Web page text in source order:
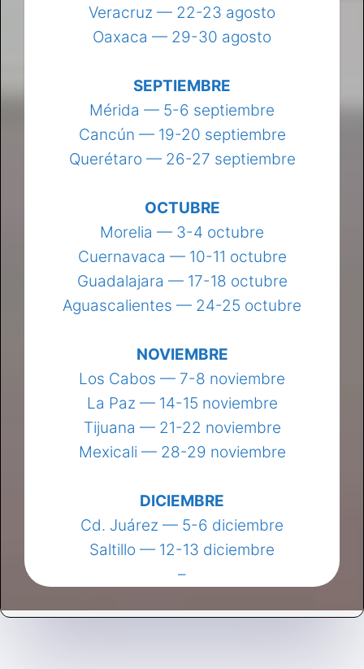
Veracruz — 22-23 agosto
Oaxaca — 29-30 agosto
SEPTIEMBRE
Mérida — 5-6 septiembre
Cancún — 19-20 septiembre
Querétaro — 26-27 septiembre
OCTUBRE
Morelia — 3-4 octubre
Cuernavaca — 10-11 octubre
Guadalajara — 17-18 octubre
Aguascalientes — 24-25 octubre
NOVIEMBRE
Los Cabos — 7-8 noviembre
La Paz — 14-15 noviembre
Tijuana — 21-22 noviembre
Mexicali — 28-29 noviembre
DICIEMBRE
Cd. Juárez — 5-6 diciembre
Saltillo — 12-13 diciembre
–